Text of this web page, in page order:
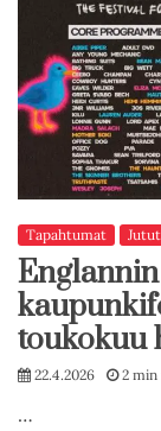
Tapahtumat Jutut
toukokuu
22.4.2026 2 min
…